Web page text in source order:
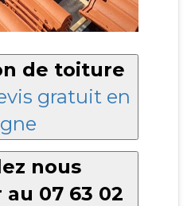
de toiture
gratuit en
nous
07 63 02